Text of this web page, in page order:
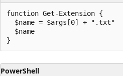
function Get-Extension {
  $name = $args[0] + ".txt"
  $name
PowerShell